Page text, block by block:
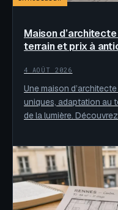
Maison
terrain et prix à
4 AOÛT 2026
Une maison
uniques, adaptation au
de la lumière.